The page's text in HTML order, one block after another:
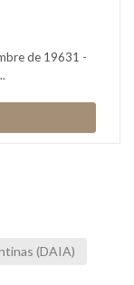
de 19631 -
(DAIA)